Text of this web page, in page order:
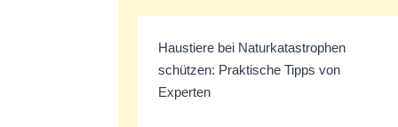
Haustiere bei Naturkatastrophen
schützen: Praktische Tipps von
Experten